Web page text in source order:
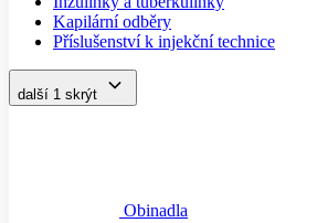
Kapilární odběry
Příslušenství k injekční technice
další 1 skrýt
Obinadla